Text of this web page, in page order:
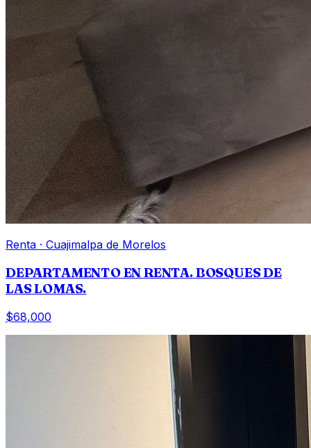
Renta · Cuajimalpa de Morelos
DEPARTAMENTO EN RENTA. BOSQUES DE
LAS LOMAS.
$68,000